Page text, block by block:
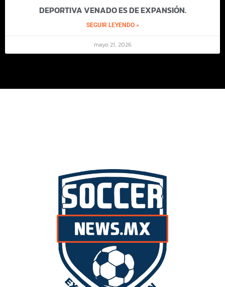
DEPORTIVA VENADO ES DE EXPANSIÓN.
SEGUIR LEYENDO »
mayo 21, 2026